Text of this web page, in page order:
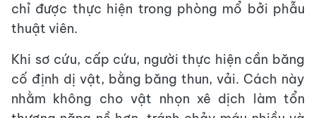
chỉ được thực hiện trong phòng mổ bởi phẫu
thuật viên.
Khi sơ cứu, cấp cứu, người thực hiện cần băng
cố định dị vật, bằng băng thun, vải. Cách này
nhằm không cho vật nhọn xê dịch làm tổn